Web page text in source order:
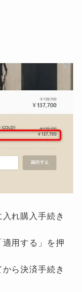
れ購入手続き
用する」を押
ら決済手続き